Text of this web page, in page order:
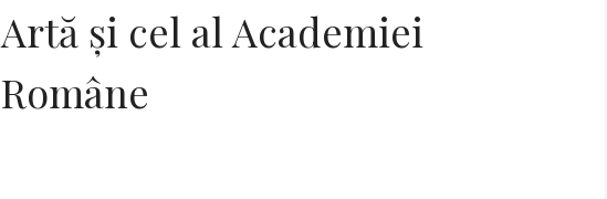
Artă și cel al Academiei
Române